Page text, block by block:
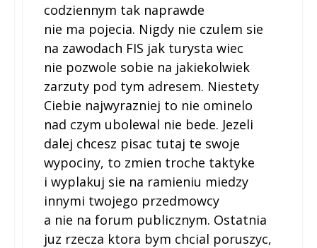
codziennym tak naprawde
nie ma pojecia. Nigdy nie czulem sie
na zawodach FIS jak turysta wiec
nie pozwole sobie na jakiekolwiek
zarzuty pod tym adresem. Niestety
Ciebie najwyrazniej to nie ominelo
nad czym ubolewal nie bede. Jezeli
dalej chcesz pisac tutaj te swoje
wypociny, to zmien troche taktyke
i wyplakuj sie na ramieniu miedzy
innymi twojego przedmowcy
a nie na forum publicznym. Ostatnia
juz rzecza ktora bym chcial poruszyc,